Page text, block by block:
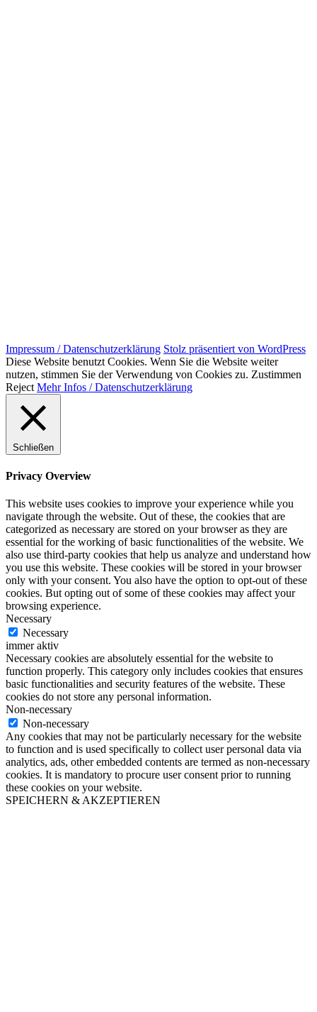
Impressum / Datenschutzerklärung Stolz präsentiert von WordPress
Diese Website benutzt Cookies. Wenn Sie die Website weiter
nutzen, stimmen Sie der Verwendung von Cookies zu. Zustimmen
Reject Mehr Infos / Datenschutzerklärung
Schließen
Privacy Overview
This website uses cookies to improve your experience while you
navigate through the website. Out of these, the cookies that are
categorized as necessary are stored on your browser as they are
essential for the working of basic functionalities of the website. We
also use third-party cookies that help us analyze and understand how
you use this website. These cookies will be stored in your browser
only with your consent. You also have the option to opt-out of these
cookies. But opting out of some of these cookies may affect your
browsing experience.
Necessary
Necessary
immer aktiv
Necessary cookies are absolutely essential for the website to
function properly. This category only includes cookies that ensures
basic functionalities and security features of the website. These
cookies do not store any personal information.
Non-necessary
Non-necessary
Any cookies that may not be particularly necessary for the website
to function and is used specifically to collect user personal data via
analytics, ads, other embedded contents are termed as non-necessary
cookies. It is mandatory to procure user consent prior to running
these cookies on your website.
SPEICHERN & AKZEPTIEREN